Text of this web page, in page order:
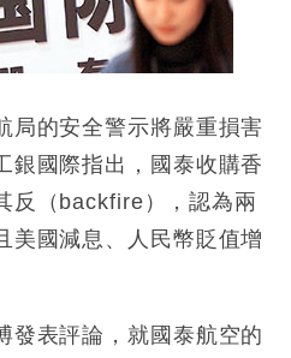
局的安全警示將嚴重損害
銀國際指出，國泰收購香
反（backfire ），認為兩
美國減息、人民幣貶值增
發表評論，就國泰航空的